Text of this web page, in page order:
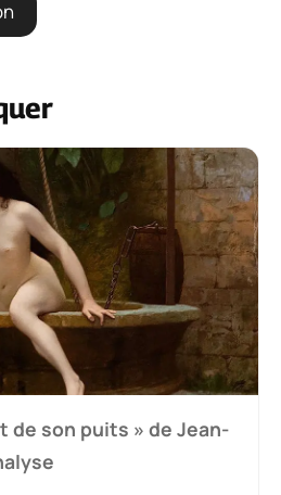
de son puits » de Jean-